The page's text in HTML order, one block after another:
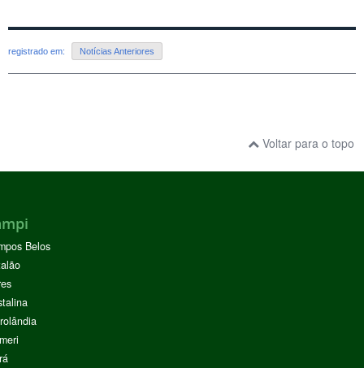
registrado em: Notícias Anteriores
Voltar para o topo
Belos